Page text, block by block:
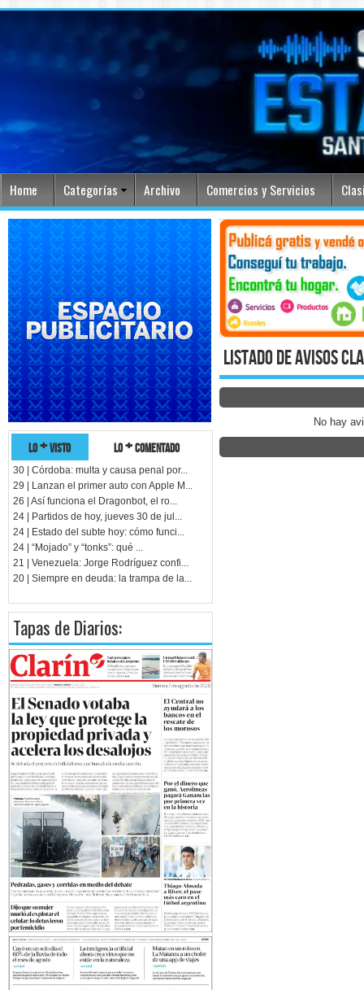
Home Categorías Archivo Comercios y Servicios
lo + visto lo + comentado
30 | Córdoba: multa y causa penal por...
29 | Lanzan el primer auto con Apple M...
26 | Así funciona el Dragonbot, el ro...
24 | Partidos de hoy, jueves 30 de jul...
24 | Estado del subte hoy: cómo funci...
24 | “Mojado” y “tonks”: qué ...
21 | Venezuela: Jorge Rodríguez confi...
20 | Siempre en deuda: la trampa de la...
Tapas de Diarios:
listado de avisos
No hay